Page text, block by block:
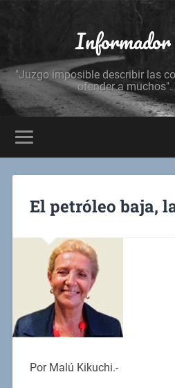
Informador
"Juzgo imposible describir las
ofender a
El petróleo baja,
Por Malú Kikuchi.-